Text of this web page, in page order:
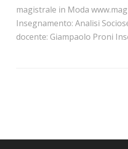
magistrale in Moda
Insegnamento: Analisi
docente: Giampaolo Proni